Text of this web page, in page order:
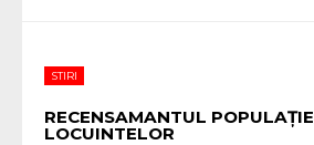
STIRI
RECENSAMANTUL
LOCUINTELOR